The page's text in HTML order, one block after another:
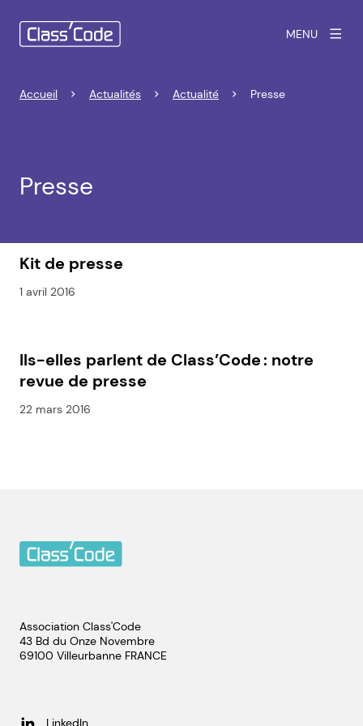
MENU
Accueil Actualités Actualité Presse
Presse
Kit de presse
1 avril 2016
Ils-elles parlent de Class’Code : notre
revue de presse
22 mars 2016
Association Class'Code
43 Bd du Onze Novembre
69100 Villeurbanne FRANCE
LinkedIn